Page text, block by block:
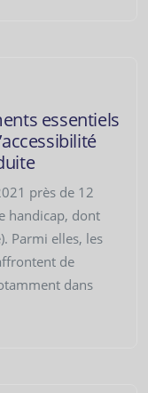
essentiels
près de 12
handicap, dont
Parmi elles, les
de
dans